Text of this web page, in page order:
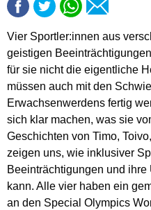
Vier Sportler:innen aus
geistigen
für sie nicht die eigentliche
müssen auch mit den
Erwachsenwerdens fertig
sich klar machen, was sie
Geschichten von Timo,
zeigen uns, wie inklusiver
Beeinträchtigungen und
kann. Alle vier haben ein
an den Special Olympics